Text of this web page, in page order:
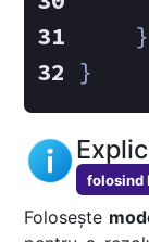
    }
}
folosind
Folosește